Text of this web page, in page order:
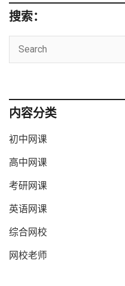
搜索：
内容分类
初中网课
高中网课
考研网课
英语网课
综合网校
网校老师